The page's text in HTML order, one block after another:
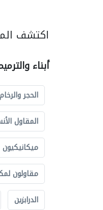
اكتشف
أبناء
الحجر والرخام
المقاول
ميكانيكيون
مقاولون
الدرابزين